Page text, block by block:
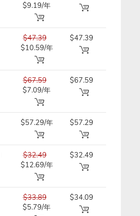
$9.19/年
$47.39
$10.59/年
$47.39
$67.59
$7.09/年
$67.59
$57.29/年 $57.29
$32.49
$12.69/年
$32.49
$33.89
$5.79/年
$34.09